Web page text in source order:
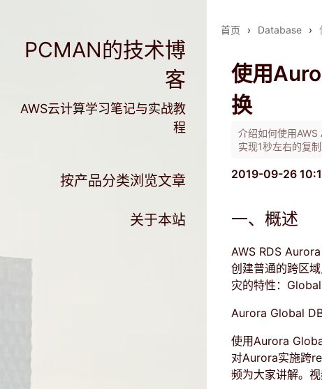
首页 › Database ›
使用
换
介绍如何使用AWS
实现1秒左右的复
2019-09-26
一、概述
AWS RDS
创建普通的跨区
灾的特性：
Aurora Global
使用Aurora
对Aurora实施跨
频为大家讲解。
PCMAN的技术博
客
AWS云计算学习笔记与实战教
程
按产品分类浏览文章
关于本站